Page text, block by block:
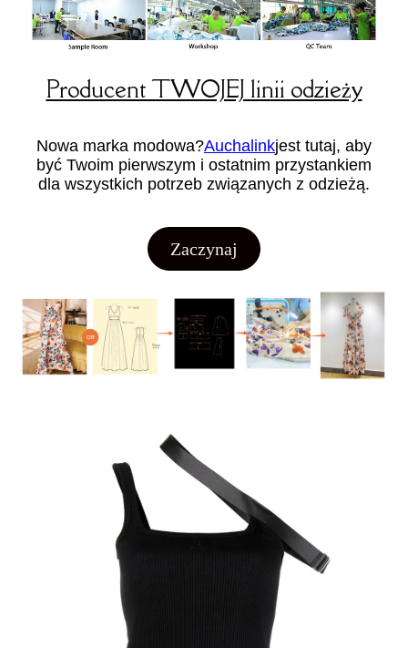
Producent TWOJEJ linii odzieży
Nowa marka modowa?Auchalinkjest tutaj, aby
być Twoim pierwszym i ostatnim przystankiem
dla wszystkich potrzeb związanych z odzieżą.
Zaczynaj